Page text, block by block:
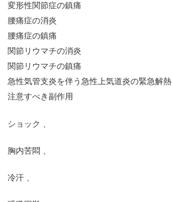
変形性関節症の鎮痛
腰痛症の消炎
腰痛症の鎮痛
関節リウマチの消炎
関節リウマチの鎮痛
急性気管支炎を伴う急性上気道炎の緊急解熱
注意すべき副作用
ショック
胸内苦悶
冷汗